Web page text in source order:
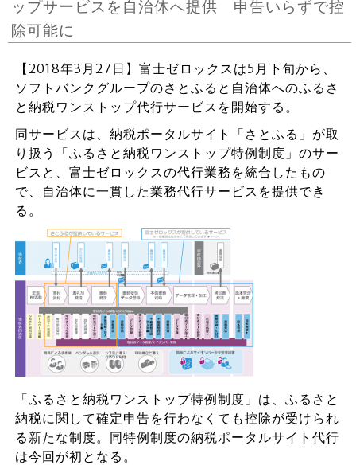
ップサービスを自治体へ提供 申告いらずで控
除可能に
【2018年3月27日】富士ゼロックスは5月下旬から、
ソフトバンクグループのさとふると自治体へのふるさ
と納税ワンストップ代行サービスを開始する。
同サービスは、納税ポータルサイト「さとふる」が取
り扱う「ふるさと納税ワンストップ特例制度」のサー
ビスと、富士ゼロックスの代行業務を統合したもの
で、自治体に一貫した業務代行サービスを提供でき
る。
「ふるさと納税ワンストップ特例制度」は、ふるさと
納税に関して確定申告を行わなくても控除が受けられ
る新たな制度。同特例制度の納税ポータルサイト代行
は今回が初となる。